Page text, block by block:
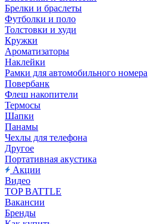
Брелки и браслеты
Футболки и поло
Толстовки и худи
Кружки
Ароматизаторы
Наклейки
Рамки для автомобильного номера
Повербанк
Флеш накопители
Термосы
Шапки
Панамы
Чехлы для телефона
Другое
Портативная акустика
Акции
Видео
TOP BATTLE
Вакансии
Бренды